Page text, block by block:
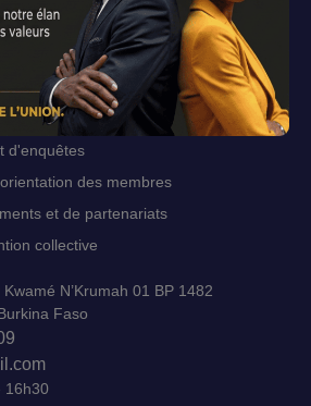
d'enquêtes
des membres
et de partenariats
collective
N’Krumah 01 BP 1482
Faso
16h30